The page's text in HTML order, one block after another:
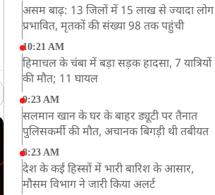
असम बाढ़: 13 जिलों में 15 लाख से ज्यादा लोग
प्रभावित, मृतकों की संख्या 98 तक पहुंची
10:21 AM
हिमाचल के चंबा में बड़ा सड़क हादसा, 7 यात्रियों
की मौत; 11 घायल
9:23 AM
सलमान खान के घर के बाहर ड्यूटी पर तैनात
पुलिसकर्मी की मौत, अचानक बिगड़ी थी तबीयत
8:23 AM
देश के कई हिस्सों में भारी बारिश के आसार,
मौसम विभाग ने जारी किया अलर्ट